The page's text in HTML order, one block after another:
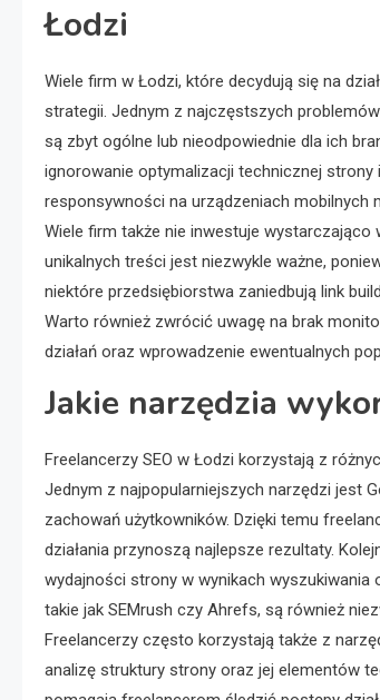
Łodzi
Wiele firm w Łodzi, które decydują się na
strategii. Jednym z najczęstszych
są zbyt ogólne lub nieodpowiednie dla ich
ignorowanie optymalizacji technicznej strony
responsywności na urządzeniach mobilnych
Wiele firm także nie inwestuje
unikalnych treści jest niezwykle ważne,
niektóre przedsiębiorstwa zaniedbują link
Warto również zwrócić uwagę na brak
działań oraz wprowadzenie ewentualnych
Jakie narzędzia
Freelancerzy SEO w Łodzi korzystają z
Jednym z najpopularniejszych narzędzi jest
zachowań użytkowników. Dzięki temu
działania przynoszą najlepsze rezultaty.
wydajności strony w wynikach wyszukiwania
takie jak SEMrush czy Ahrefs, są również
Freelancerzy często korzystają także z
analizę struktury strony oraz jej elementów